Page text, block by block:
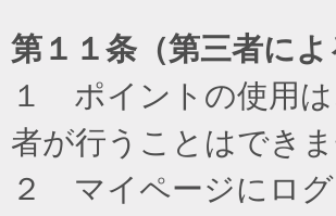
第１１条（第三者によ
１ ポイントの使用は
者が行うことはできま
２ マイページにログ